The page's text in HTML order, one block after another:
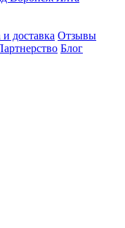
доставка Отзывы
Блог